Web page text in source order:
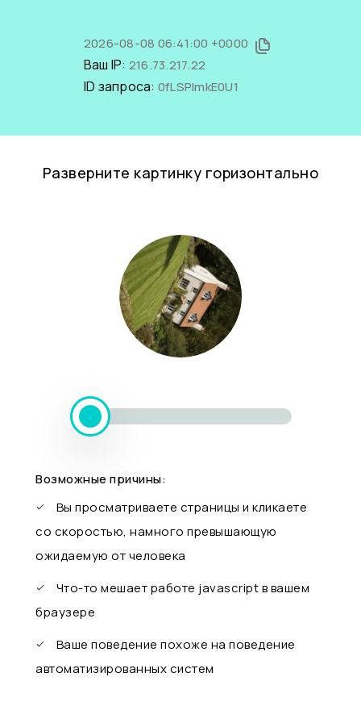
2026-08-08 06:41:00 +0000
Ваш IP: 216.73.217.22
ID запроса: 0fLSPlmkE0U1
Разверните картинку горизонтально
Возможные причины:
Вы просматриваете страницы и кликаете
со скоростью, намного превышающую
ожидаемую от человека
Что-то мешает работе javascript в вашем
браузере
Ваше поведение похоже на поведение
автоматизированных систем